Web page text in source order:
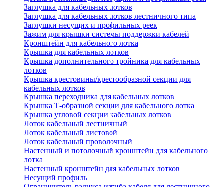
Заглушка для кабельных лотков
Заглушка для кабельных лотков лестничного типа
Заглушки несущих и профильных реек
Зажим для крышки системы поддержки кабелей
Кронштейн для кабельного лотка
Крышка для кабельных лотков
Крышка дополнительного тройника для кабельных
лотков
Крышка крестовины/крестообразной секции для
кабельных лотков
Крышка переходника для кабельных лотков
Крышка Т-образной секции для кабельного лотка
Крышка угловой секции кабельных лотков
Лоток кабельный лестничный
Лоток кабельный листовой
Лоток кабельный проволочный
Настенный и потолочный кронштейн для кабельного
лотка
Настенный кронштейн для кабельных лотков
Несущий профиль